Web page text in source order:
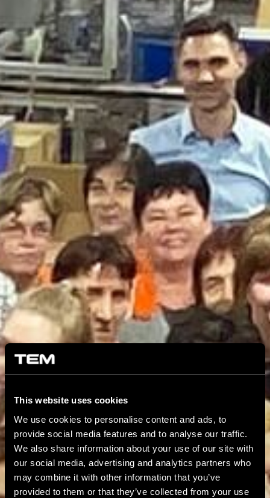
This website uses cookies
We use cookies to personalise content and ads, to
provide social media features and to analyse our traffic.
We also share information about your use of our site with
our social media, advertising and analytics partners who
may combine it with other information that you’ve
provided to them or that they’ve collected from your use